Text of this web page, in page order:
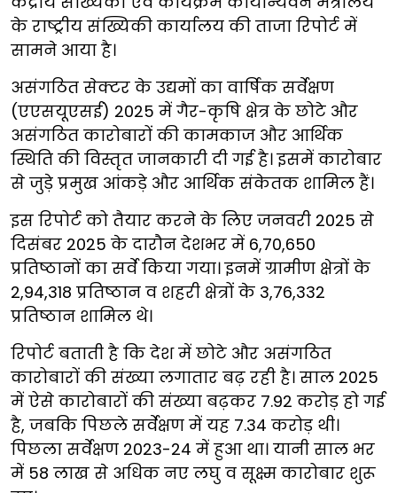
के राष्ट्रीय संख्यिकी कार्यालय की ताजा रिपोर्ट में
सामने आया है।
असंगठित सेक्टर के उद्यमों का वार्षिक सर्वेक्षण
(एएसयूएसई) 2025 में गैर-कृषि क्षेत्र के छोटे और
असंगठित कारोबारों की कामकाज और आर्थिक
स्थिति की विस्तृत जानकारी दी गई है। इसमें कारोबार
से जुड़े प्रमुख आंकड़े और आर्थिक संकेतक शामिल हैं।
इस रिपोर्ट को तैयार करने के लिए जनवरी 2025 से
दिसंबर 2025 के दारौन देशभर में 6,70,650
प्रतिष्ठानों का सर्वे किया गया। इनमें ग्रामीण क्षेत्रों के
2,94,318 प्रतिष्ठान व शहरी क्षेत्रों के 3,76,332
प्रतिष्ठान शामिल थे।
रिपोर्ट बताती है कि देश में छोटे और असंगठित
कारोबारों की संख्या लगातार बढ़ रही है। साल 2025
में ऐसे कारोबारों की संख्या बढ़कर 7.92 करोड़ हो गई
है, जबकि पिछले सर्वेक्षण में यह 7.34 करोड़ थी।
पिछला सर्वेक्षण 2023-24 में हुआ था। यानी साल भर
में 58 लाख से अधिक नए लघु व सूक्ष्म कारोबार शुरू